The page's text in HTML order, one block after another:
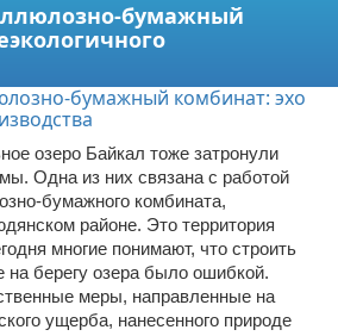
бумажный
озеро Байкал тоже затронули
Одна из них связана с работой
бумажного комбината,
районе. Это территория
многие понимают, что строить
на берегу озера было ошибкой.
меры, направленные на
ущерба, нанесенного природе